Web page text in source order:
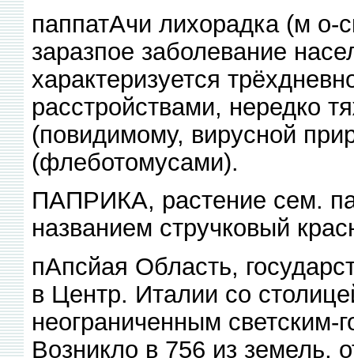
паппатАчи лихорадка (м о-
заразпое заболевание
характеризуется
расстройствами, нередко
(повидимому, вирусной
(флеботомусами).
ПАПРИКА, растение сем.
названием стручковый
пАпсйая Область,
в Центр. Италии со
неограниченным
Возникло в 756 из земель,